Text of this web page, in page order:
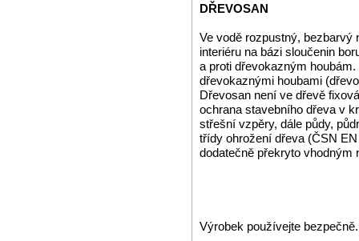
DŘEVOSAN
Ve vodě rozpustný, bezbarvý
interiéru na bázi sloučenin
a proti dřevokazným
dřevokaznými houbami
Dřevosan není ve dřevě
ochrana stavebního dřeva v
střešní vzpěry, dále půdy,
třídy ohrožení dřeva (ČSN
dodatečně překryto vhodným
Výrobek používejte